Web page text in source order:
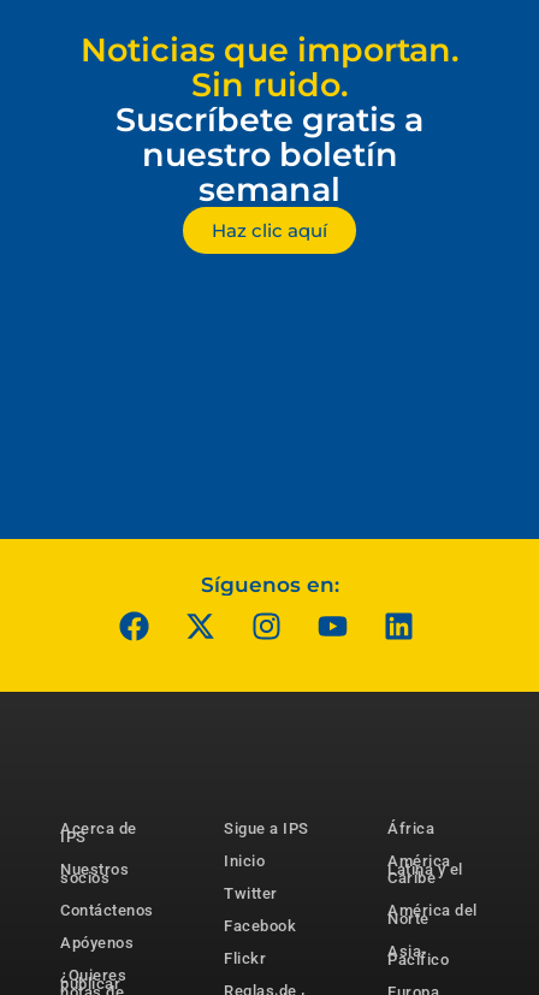
Noticias que importan.
Sin ruido.
Suscríbete gratis a
nuestro boletín
semanal
Haz clic aquí
Síguenos en:
Acerca de
IPS
Nuestros
socios
Contáctenos
Apóyenos
¿Quieres
publicar
Sigue a IPS
Inicio
Twitter
Facebook
Flickr
Reglas de
África
América
Latina y el
Caribe
América del
Norte
Asia-
Pacífico